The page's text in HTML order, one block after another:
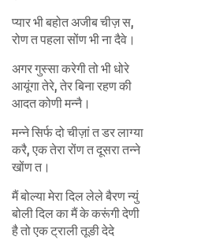
प्यार भी बहोत अजीब चीज़ स,
रोण त पहला सोंण भी ना दैवे।
अगर गुस्सा करेगी तो भी धोरे
आयूंगा तेरे, तेर बिना रहण की
आदत कोणी मन्नै।
मन्ने सिर्फ दो चीज़ां त डर लाग्या
करै, एक तेरा रोंण त दूसरा तन्ने
खोंण त।
मैं बोल्या मेरा दिल लेले बैरण न्युं
बोली दिल का मैं के करूंगी देणी
है तो एक ट्राली तूङी देदे